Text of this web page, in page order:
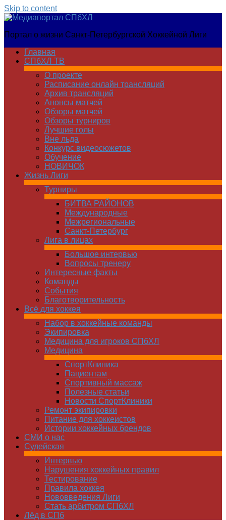
Skip to content
Медиапортал
Портал о жизни Санкт-Петербургской Хоккейной Лиги
Главная
СПбХЛ ТВ
О проекте
Расписание онлайн трансляций
Архив трансляций
Анонсы матчей
Обзоры матчей
Обзоры турниров
Лучшие голы
Вне льда
Конкурс видеосюжетов
Обучение
НОВИЧОК
Жизнь Лиги
Турниры
БИТВА РАЙОНОВ
Международные
Межрегиональные
Санкт-Петербург
Лига в лицах
Большое интервью
Вопросы тренеру
Интересные факты
Команды
Cобытия
Благотворительность
Всё для хоккея
Набор в хоккейные команды
Экипировка
Медицина для игроков СПбХЛ
Медицина
СпортКлиника
Пациентам
Спортивный массаж
Полезные статьи
Новости СпортКлиники
Ремонт экипировки
Питание для хоккеистов
Истории хоккейных брендов
СМИ о нас
Судейская
Интервью
Нарушения хоккейных правил
Тестирование
Правила хоккея
Нововведения Лиги
Стать арбитром СПбХЛ
Лёд в СПб